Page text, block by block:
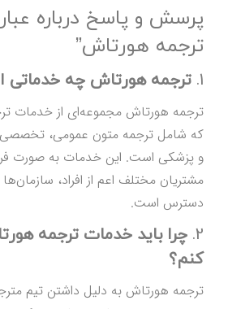
پرسش و پاسخ درباره
ترجمه هورتاش”
1. ترجمه هورتاش چه خدماتی
ترجمه هورتاش مجموعه‌ای از خدمات
که شامل ترجمه متون عمومی،
و پزشکی است. این خدمات به صورت
مشتریان مختلف اعم از افراد،
دسترس است.
2. چرا باید خدمات ترجمه
کنم؟
ترجمه هورتاش به دلیل داشتن تیم